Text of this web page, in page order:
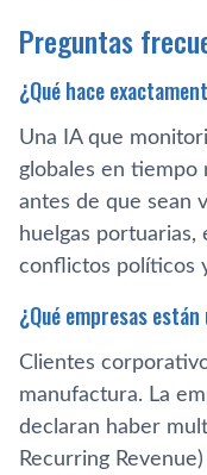
Preguntas
¿Qué hace
Una IA que
globales en tiempo
antes de que sean
huelgas
conflictos políticos
¿Qué empresas
Clientes
manufactura. La
declaran haber
Recurring